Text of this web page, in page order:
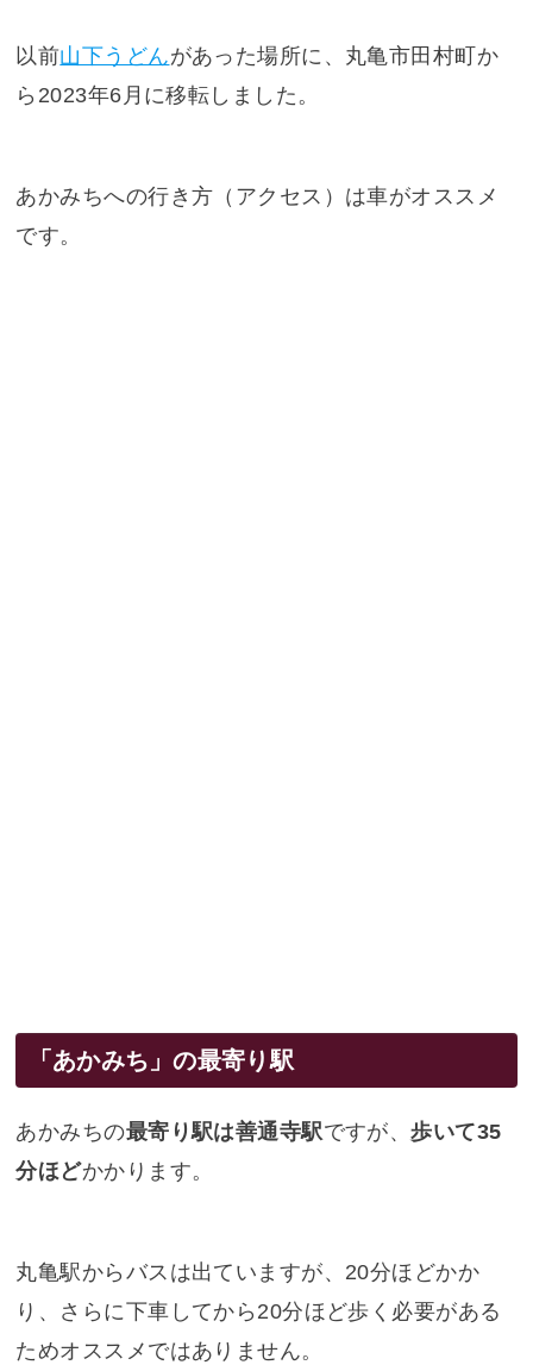
以前山下うどんがあった場所に、丸亀市田村町か
ら2023年6月に移転しました。
あかみちへの行き方（アクセス）は車がオススメ
です。
「あかみち」の最寄り駅
あかみちの最寄り駅は善通寺駅ですが、歩いて35
分ほどかかります。
丸亀駅からバスは出ていますが、20分ほどかか
り、さらに下車してから20分ほど歩く必要がある
ためオススメではありません。